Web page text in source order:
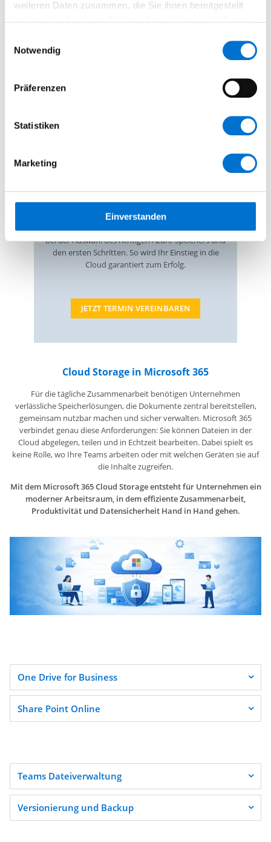
weiteren Daten zusammen, die Sie ihnen bereitgestellt
Notwendig
Präferenzen
Statistiken
Marketing
Einverstanden
Storage auch sicher, dass Sie die Compliance-
und Sicherheitsstandards, darunter DSGVO, ISO-
Normen und weitere regulatorische Vorgaben, die
Lösung, die sich flexibel an Ihren Bedarf anpasst,
höchste Sicherheit bietet und Daten von überall
aus verfügbar macht. Unser erfahrenes Team
begleitet Sie im Rahmen einesCloud Consultings
bei der Auswahl des richtigen Azure-Speichers und
den ersten Schritten. So wird Ihr Einstieg in die
Cloud garantiert zum Erfolg.
JETZT TERMIN VEREINBAREN
Cloud Storage in Microsoft 365
Für die tägliche Zusammenarbeit benötigen Unternehmen
verlässliche Speicherlösungen, die Dokumente zentral bereitstellen,
gemeinsam nutzbar machen und sicher verwalten. Microsoft 365
verbindet genau diese Anforderungen: Sie können Dateien in der
Cloud abgelegen, teilen und in Echtzeit bearbeiten. Dabei spielt es
keine Rolle, wo Ihre Teams arbeiten oder mit welchen Geräten sie auf
die Inhalte zugreifen.
Mit dem Microsoft 365 Cloud Storage entsteht für Unternehmen ein
moderner Arbeitsraum, in dem effiziente Zusammenarbeit,
Produktivität und Datensicherheit Hand in Hand gehen.
One Drive for Business
Share Point Online
Teams Dateiverwaltung
Versionierung und Backup